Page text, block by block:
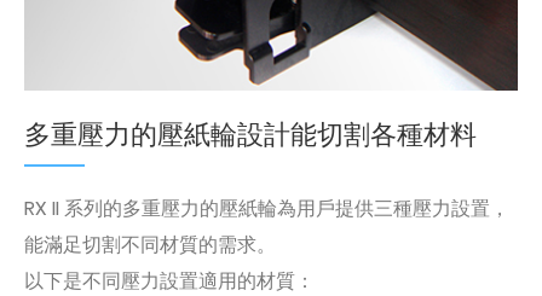
多重壓力的壓紙輪設計能切割各種材料
RX II 系列的多重壓力的壓紙輪為用戶提供三種壓力設置，
能滿足切割不同材質的需求。
以下是不同壓力設置適用的材質：